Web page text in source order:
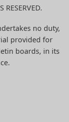
RESERVED.
no duty,
provided for
boards, in its